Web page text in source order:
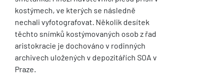
kostýmech, ve kterých se následně
nechali vyfotografovat. Několik desítek
těchto snímků kostýmovaných osob z řad
aristokracie je dochováno v rodinných
archivech uložených v depozitářích SOA v
Praze.